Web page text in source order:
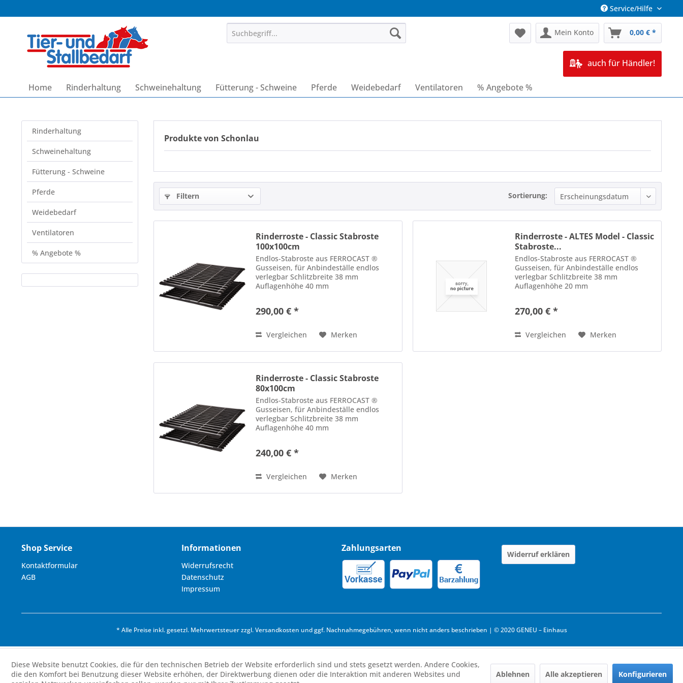
Service/Hilfe
Mein Konto 0,00 € *
auch für Händler!
Home Rinderhaltung Schweinehaltung Fütterung - Schweine Pferde Weidebedarf Ventilatoren % Angebote %
Rinderhaltung
Schweinehaltung
Fütterung - Schweine
Pferde
Weidebedarf
Ventilatoren
% Angebote %
Produkte von Schonlau
Filtern Sortierung:
Rinderroste - Classic Stabroste
100x100cm
Endlos-Stabroste aus FERROCAST ®
Gusseisen, für Anbindeställe endlos
verlegbar Schlitzbreite 38 mm
Auflagenhöhe 40 mm
290,00 € *
Vergleichen Merken
Rinderroste - ALTES Model - Classic
Stabroste...
Endlos-Stabroste aus FERROCAST ®
Gusseisen, für Anbindeställe endlos
verlegbar Schlitzbreite 38 mm
Auflagenhöhe 20 mm
270,00 € *
Vergleichen Merken
Rinderroste - Classic Stabroste
80x100cm
Endlos-Stabroste aus FERROCAST ®
Gusseisen, für Anbindeställe endlos
verlegbar Schlitzbreite 38 mm
Auflagenhöhe 40 mm
240,00 € *
Vergleichen Merken
Shop Service
Kontaktformular
AGB
Informationen
Widerrufsrecht
Datenschutz
Impressum
Zahlungsarten
Widerruf erklären
* Alle Preise inkl. gesetzl. Mehrwertsteuer zzgl.Versandkosten und ggf. Nachnahmegebühren, wenn nicht anders beschrieben | © 2020 GENEU – Einhaus
Diese Website benutzt Cookies, die für den technischen Betrieb der Website erforderlich sind und stets gesetzt werden. Andere Cookies,
die den Komfort bei Benutzung dieser Website erhöhen, der Direktwerbung dienen oder die Interaktion mit anderen Websites und
Ablehnen Alle akzeptieren Konfigurieren